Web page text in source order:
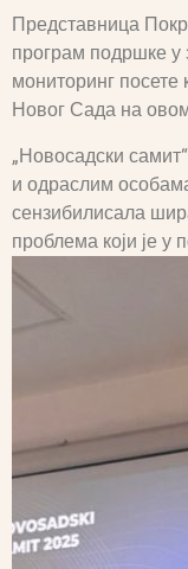
Представница
програм подршке у
мониторинг посете
Новог Сада на
„Новосадски
и одраслим
сензибилисала
проблема који је у